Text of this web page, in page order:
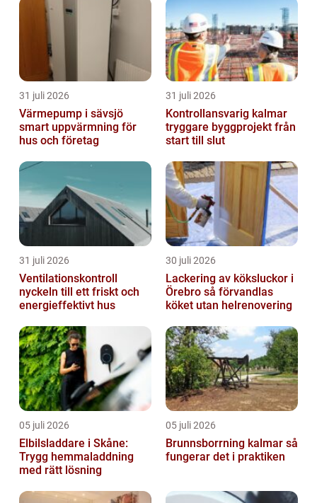
31 juli 2026
Värmepump i sävsjö
smart uppvärmning för
hus och företag
31 juli 2026
Kontrollansvarig kalmar
tryggare byggprojekt från
start till slut
31 juli 2026
Ventilationskontroll
nyckeln till ett friskt och
energieffektivt hus
30 juli 2026
Lackering av köksluckor i
Örebro så förvandlas
köket utan helrenovering
05 juli 2026
Elbilsladdare i Skåne:
Trygg hemmaladdning
med rätt lösning
05 juli 2026
Brunnsborrning kalmar så
fungerar det i praktiken